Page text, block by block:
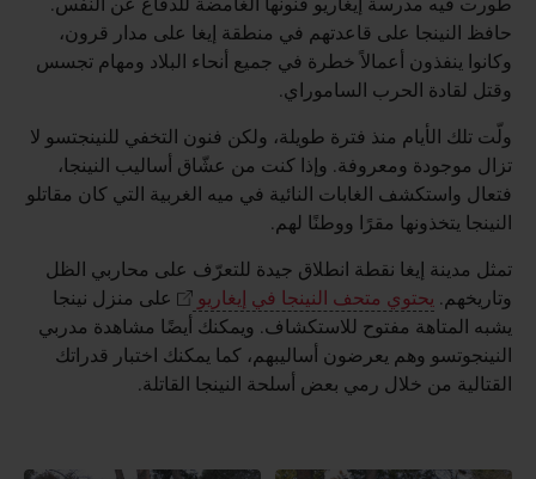
طورت فيه مدرسة إيغاريو فنونها الغامضة للدفاع عن النفس.
حافظ النينجا على قاعدتهم في منطقة إيغا على مدار قرون،
وكانوا ينفذون أعمالاً خطرة في جميع أنحاء البلاد ومهام تجسس
وقتل لقادة الحرب الساموراي.
ولّت تلك الأيام منذ فترة طويلة، ولكن فنون التخفي للنينجتسو لا
تزال موجودة ومعروفة. وإذا كنت من عشّاق أساليب النينجا،
فتعال واستكشف الغابات النائية في ميه الغربية التي كان مقاتلو
النينجا يتخذونها مقرًا ووطنًا لهم.
تمثل مدينة إيغا نقطة انطلاق جيدة للتعرّف على محاربي الظل
وتاريخهم. يحتوي متحف النينجا في إيغاريو
على منزل نينجا
يشبه المتاهة مفتوح للاستكشاف. ويمكنك أيضًا مشاهدة مدربي
النينجوتسو وهم يعرضون أساليبهم، كما يمكنك اختبار قدراتك
القتالية من خلال رمي بعض أسلحة النينجا القاتلة.